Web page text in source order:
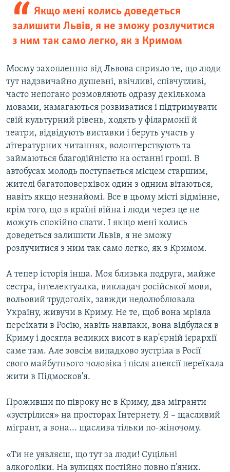
Якщо мені колись доведеться
залишити Львів, я не зможу розлучитися
з ним так само легко, як з Кримом
Моєму захопленню від Львова сприяло те, що люди
тут надзвичайно душевні, ввічливі, співчутливі,
часто непогано розмовляють одразу декількома
мовами, намагаються розвиватися і підтримувати
свій культурний рівень, ходять у філармонії й
театри, відвідують виставки і беруть участь у
літературних читаннях, волонтерствують та
займаються благодійністю на останні гроші. В
автобусах молодь поступається місцем старшим,
жителі багатоповерхівок один з одним вітаються,
навіть якщо незнайомі. Все в цьому місті відмінне,
крім того, що в країні війна і люди через це не
можуть спокійно спати. І якщо мені колись
доведеться залишити Львів, я не зможу
розлучитися з ним так само легко, як з Кримом.
А тепер історія інша. Моя близька подруга, майже
сестра, інтелектуалка, викладач російської мови,
вольовий трудоголік, завжди недолюблювала
Україну, живучи в Криму. Не те, щоб вона мріяла
переїхати в Росію, навіть навпаки, вона відбулася в
Криму і досягла великих висот в кар'єрній ієрархії
саме там. Але зовсім випадково зустріла в Росії
свого майбутнього чоловіка і після анексії переїхала
жити в Підмосков'я.
Проживши по півроку не в Криму, два мігранти
«зустрілися» на просторах Інтернету. Я – щасливий
мігрант, а вона... щаслива тільки по-жіночому.
«Ти не уявляєш, що тут за люди! Суцільні
алкоголіки. На вулицях постійно повно п'яних.